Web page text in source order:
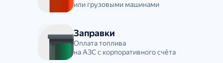
или грузовыми машинами
Заправки
Оплата топлива
на АЗС с корпоративного счёта